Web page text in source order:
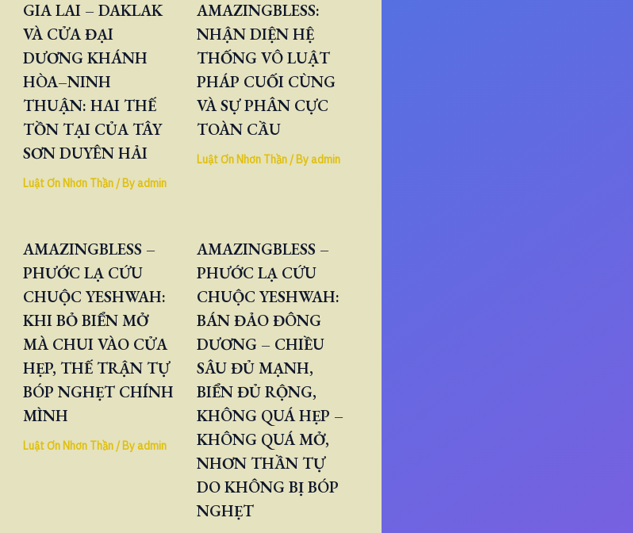
GIA LAI – DAKLAK
VÀ CỬA ĐẠI
DƯƠNG KHÁNH
HÒA–NINH
THUẬN: HAI THẾ
TỒN TẠI CỦA TÂY
SƠN DUYÊN HẢI
Luật Ơn Nhơn Thần/ Byadmin
AMAZINGBLESS:
NHẬN DIỆN HỆ
THỐNG VÔ LUẬT
PHÁP CUỐI CÙNG
VÀ SỰ PHÂN CỰC
TOÀN CẦU
Luật Ơn Nhơn Thần/ Byadmin
AMAZINGBLESS –
PHƯỚC LẠ CỨU
CHUỘC YESHWAH:
KHI BỎ BIỂN MỞ
MÀ CHUI VÀO CỬA
HẸP, THẾ TRẬN TỰ
BÓP NGHẸT CHÍNH
MÌNH
Luật Ơn Nhơn Thần/ Byadmin
AMAZINGBLESS –
PHƯỚC LẠ CỨU
CHUỘC YESHWAH:
BÁN ĐẢO ĐÔNG
DƯƠNG – CHIỀU
SÂU ĐỦ MẠNH,
BIỂN ĐỦ RỘNG,
KHÔNG QUÁ HẸP –
KHÔNG QUÁ MỞ,
NHƠN THẦN TỰ
DO KHÔNG BỊ BÓP
NGHẸT